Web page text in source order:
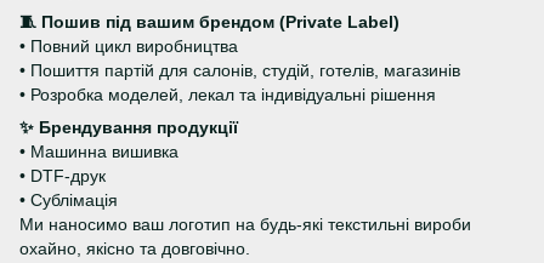
🧵 Пошив під вашим брендом (Private Label)
• Повний цикл виробництва
• Пошиття партій для салонів, студій, готелів, магазинів
• Розробка моделей, лекал та індивідуальні рішення
✨ Брендування продукції
• Машинна вишивка
• DTF-друк
• Сублімація
Ми наносимо ваш логотип на будь-які текстильні вироби
охайно, якісно та довговічно.